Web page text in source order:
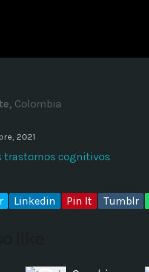
Time
Colombia
2021
trastornos cognitivos
Linkedin Pin It Tumblr